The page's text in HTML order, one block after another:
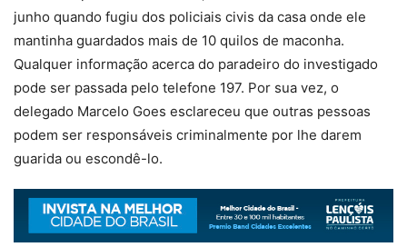
junho quando fugiu dos policiais civis da casa onde ele
mantinha guardados mais de 10 quilos de maconha.
Qualquer informação acerca do paradeiro do investigado
pode ser passada pelo telefone 197. Por sua vez, o
delegado Marcelo Goes esclareceu que outras pessoas
podem ser responsáveis criminalmente por lhe darem
guarida ou escondê-lo.